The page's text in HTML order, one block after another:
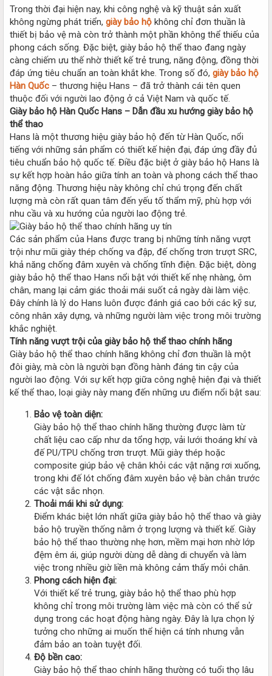
r
e
r
Trong thời đại hiện nay, khi công nghệ và kỹ thuật sản xuất
không ngừng phát triển, giày bảo hộ không chỉ đơn thuần là
thiết bị bảo vệ mà còn trở thành một phần không thể thiếu của
phong cách sống. Đặc biệt, giày bảo hộ thể thao đang ngày
càng chiếm ưu thế nhờ thiết kế trẻ trung, năng động, đồng thời
đáp ứng tiêu chuẩn an toàn khắt khe. Trong số đó, giày bảo hộ
Hàn Quốc – thương hiệu Hans – đã trở thành cái tên quen
thuộc đối với người lao động ở cả Việt Nam và quốc tế.
Giày bảo hộ Hàn Quốc Hans – Dẫn đầu xu hướng giày bảo hộ
thể thao
Hans là một thương hiệu giày bảo hộ đến từ Hàn Quốc, nổi
tiếng với những sản phẩm có thiết kế hiện đại, đáp ứng đầy đủ
tiêu chuẩn bảo hộ quốc tế. Điều đặc biệt ở giày bảo hộ Hans là
sự kết hợp hoàn hảo giữa tính an toàn và phong cách thể thao
năng động. Thương hiệu này không chỉ chú trọng đến chất
lượng mà còn rất quan tâm đến yếu tố thẩm mỹ, phù hợp với
nhu cầu và xu hướng của người lao động trẻ.
Các sản phẩm của Hans được trang bị những tính năng vượt
trội như mũi giày thép chống va đập, đế chống trơn trượt SRC,
khả năng chống đâm xuyên và chống tĩnh điện. Đặc biệt, dòng
giày bảo hộ thể thao Hans nổi bật với thiết kế nhẹ nhàng, ôm
chân, mang lại cảm giác thoải mái suốt cả ngày dài làm việc.
Đây chính là lý do Hans luôn được đánh giá cao bởi các kỹ sư,
công nhân xây dựng, và những người làm việc trong môi trường
khắc nghiệt.
Tính năng vượt trội của giày bảo hộ thể thao chính hãng
Giày bảo hộ thể thao chính hãng không chỉ đơn thuần là một
đôi giày, mà còn là người bạn đồng hành đáng tin cậy của
người lao động. Với sự kết hợp giữa công nghệ hiện đại và thiết
kế thể thao, loại giày này mang đến những ưu điểm nổi bật sau:
Bảo vệ toàn diện:
Giày bảo hộ thể thao chính hãng thường được làm từ
chất liệu cao cấp như da tổng hợp, vải lưới thoáng khí và
đế PU/TPU chống trơn trượt. Mũi giày thép hoặc
composite giúp bảo vệ chân khỏi các vật nặng rơi xuống,
trong khi đế lót chống đâm xuyên bảo vệ bàn chân trước
các vật sắc nhọn.
Thoải mái khi sử dụng:
Điểm khác biệt lớn nhất giữa giày bảo hộ thể thao và giày
bảo hộ truyền thống nằm ở trọng lượng và thiết kế. Giày
bảo hộ thể thao thường nhẹ hơn, mềm mại hơn nhờ lớp
đệm êm ái, giúp người dùng dễ dàng di chuyển và làm
việc trong nhiều giờ liền mà không cảm thấy mỏi chân.
Phong cách hiện đại:
Với thiết kế trẻ trung, giày bảo hộ thể thao phù hợp
không chỉ trong môi trường làm việc mà còn có thể sử
dụng trong các hoạt động hàng ngày. Đây là lựa chọn lý
tưởng cho những ai muốn thể hiện cá tính nhưng vẫn
đảm bảo an toàn tuyệt đối.
Độ bền cao:
Giày bảo hộ thể thao chính hãng thường có tuổi thọ lâu